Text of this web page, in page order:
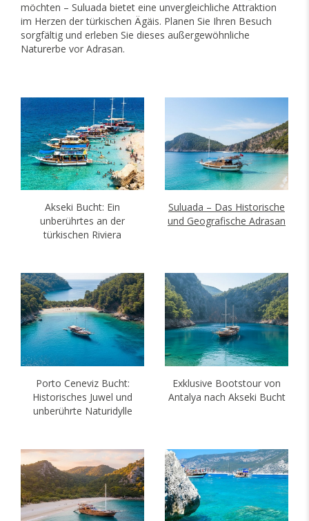
möchten – Suluada bietet eine unvergleichliche Attraktion
im Herzen der türkischen Ägäis. Planen Sie Ihren Besuch
sorgfältig und erleben Sie dieses außergewöhnliche
Naturerbe vor Adrasan.
Akseki Bucht: Ein
unberührtes an der
türkischen Riviera
Suluada – Das Historische
und Geografische Adrasan
Porto Ceneviz Bucht:
Historisches Juwel und
unberührte Naturidylle
Exklusive Bootstour von
Antalya nach Akseki Bucht